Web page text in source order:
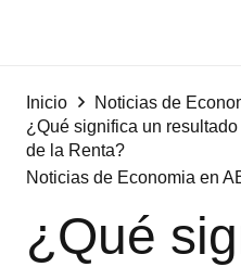
Inicio
Noticias de
¿Qué significa un
de la Renta?
Noticias de Economia en
¿Qué